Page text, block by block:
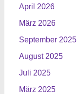
April 2026
März 2026
September 2025
August 2025
Juli 2025
März 2025